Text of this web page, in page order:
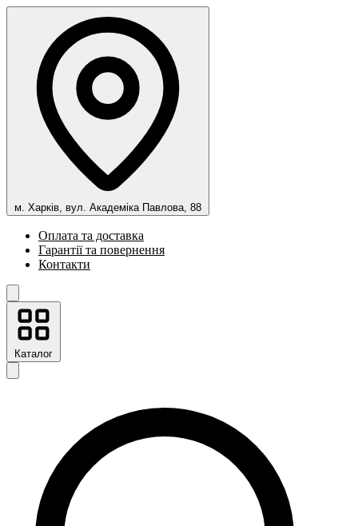
м. Харків, вул. Академіка Павлова, 88
Оплата та доставка
Гарантії та повернення
Контакти
Каталог